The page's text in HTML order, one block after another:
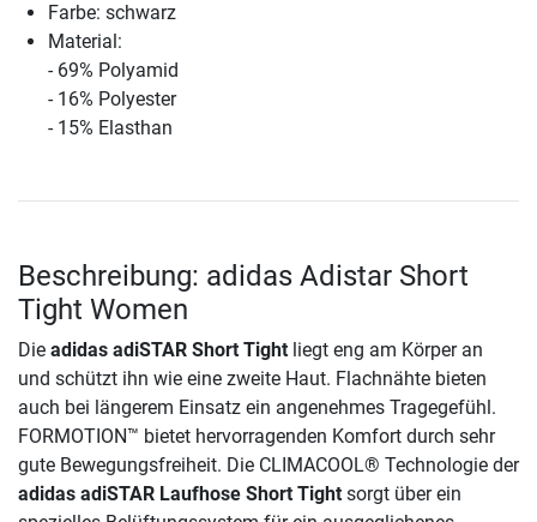
Farbe: schwarz
Material:
- 69% Polyamid
- 16% Polyester
- 15% Elasthan
Beschreibung: adidas Adistar Short
Tight Women
Die adidas adiSTAR Short Tight liegt eng am Körper an
und schützt ihn wie eine zweite Haut. Flachnähte bieten
auch bei längerem Einsatz ein angenehmes Tragegefühl.
FORMOTION™ bietet hervorragenden Komfort durch sehr
gute Bewegungsfreiheit. Die CLIMACOOL® Technologie der
adidas adiSTAR Laufhose Short Tight sorgt über ein